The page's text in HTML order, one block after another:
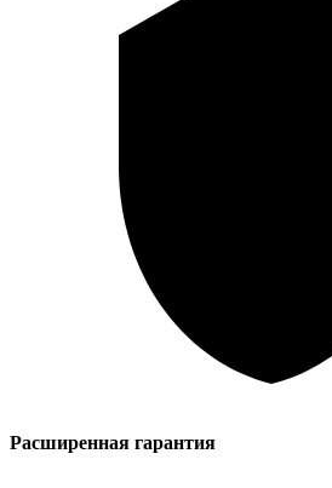
Расширенная гарантия